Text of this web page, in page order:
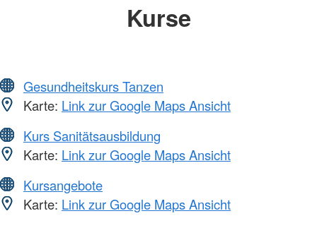
Kurse
Gesundheitskurs Tanzen
Karte: Link zur Google Maps Ansicht
Kurs Sanitätsausbildung
Karte: Link zur Google Maps Ansicht
Kursangebote
Karte: Link zur Google Maps Ansicht